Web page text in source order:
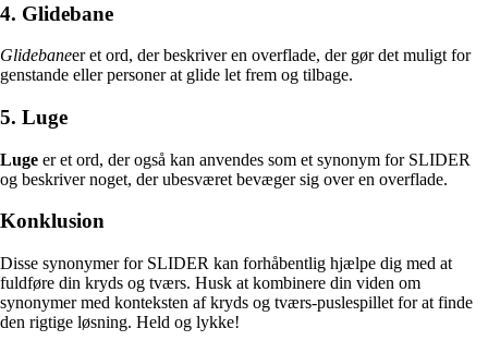
4. Glidebane
Glidebaneer et ord, der beskriver en overflade, der gør det muligt for
genstande eller personer at glide let frem og tilbage.
5. Luge
Luge er et ord, der også kan anvendes som et synonym for SLIDER
og beskriver noget, der ubesværet bevæger sig over en overflade.
Konklusion
Disse synonymer for SLIDER kan forhåbentlig hjælpe dig med at
fuldføre din kryds og tværs. Husk at kombinere din viden om
synonymer med konteksten af kryds og tværs-puslespillet for at finde
den rigtige løsning. Held og lykke!